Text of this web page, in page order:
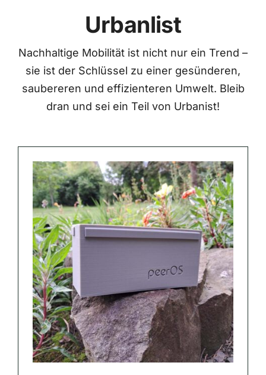
Urbanlist
Nachhaltige Mobilität ist nicht nur ein Trend –
sie ist der Schlüssel zu einer gesünderen,
saubereren und effizienteren Umwelt. Bleib
dran und sei ein Teil von Urbanist!